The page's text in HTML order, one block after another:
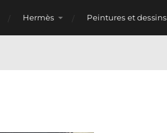
Hermès Peintures et dessins